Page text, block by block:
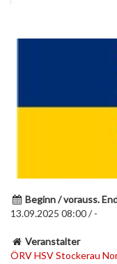
Beginn / vorauss.
13.09.2025 08:00 / -
Veranstalter
ÖRV HSV Stockerau